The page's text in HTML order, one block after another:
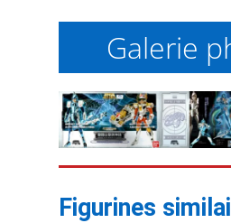
Galerie
Figurines